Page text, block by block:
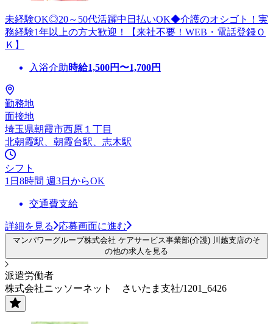
未経験OK◎20～50代活躍中日払いOK◆介護のオシゴト！実
務経験1年以上の方大歓迎！【来社不要！WEB・電話登録Ｏ
Ｋ】
入浴介助時給1,500円〜1,700円
勤務地
面接地
埼玉県朝霞市西原１丁目
北朝霞駅、朝霞台駅、志木駅
シフト
1日8時間 週3日からOK
交通費支給
詳細を見る 応募画面に進む
マンパワーグループ株式会社 ケアサービス事業部(介護) 川越支店のそ
の他の求人を見る
派遣労働者
株式会社ニッソーネット さいたま支社/1201_6426